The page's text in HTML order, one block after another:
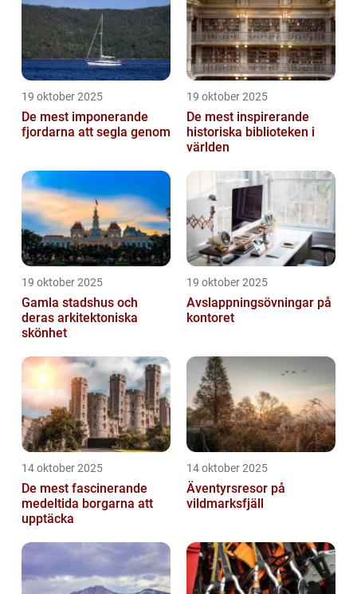
19 oktober 2025
De mest imponerande
fjordarna att segla genom
19 oktober 2025
De mest inspirerande
historiska biblioteken i
världen
19 oktober 2025
Gamla stadshus och
deras arkitektoniska
skönhet
19 oktober 2025
Avslappningsövningar på
kontoret
14 oktober 2025
De mest fascinerande
medeltida borgarna att
upptäcka
14 oktober 2025
Äventyrsresor på
vildmarksfjäll